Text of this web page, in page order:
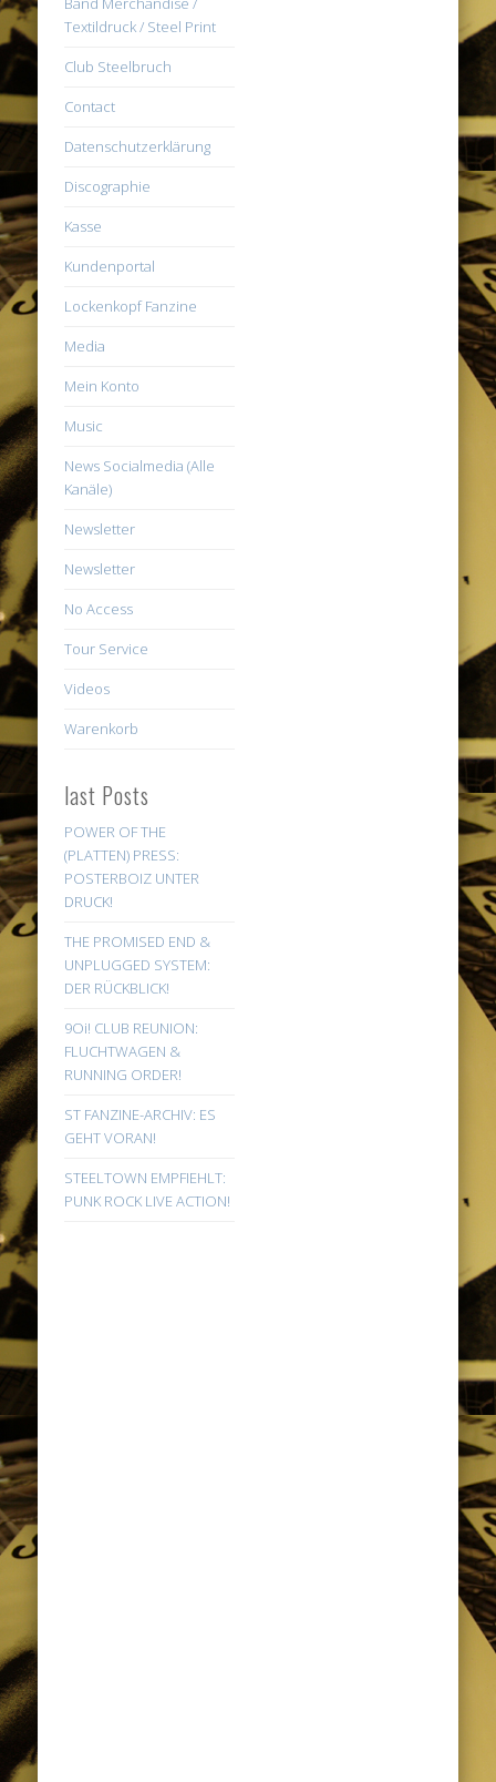
Textildruck / Steel Print
Club Steelbruch
Contact
Datenschutzerklärung
Discographie
Kasse
Kundenportal
Lockenkopf Fanzine
Media
Mein Konto
Music
News Socialmedia (Alle
Kanäle)
Newsletter
Newsletter
No Access
Tour Service
Videos
Warenkorb
last Posts
POWER OF THE
(PLATTEN) PRESS:
POSTERBOIZ UNTER
DRUCK!
THE PROMISED END &
UNPLUGGED SYSTEM:
DER RÜCKBLICK!
9Oi! CLUB REUNION:
FLUCHTWAGEN &
RUNNING ORDER!
ST FANZINE-ARCHIV: ES
GEHT VORAN!
STEELTOWN EMPFIEHLT:
PUNK ROCK LIVE ACTION!